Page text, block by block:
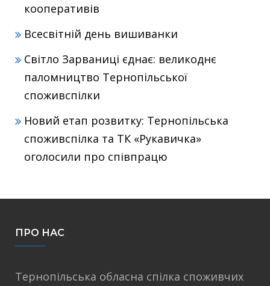
кооперативів
Всесвітній день вишиванки
Світло Зарваниці єднає: великоднє
паломництво Тернопільської
споживспілки
Новий етап розвитку: Тернопільська
споживспілка та ТК «Рукавичка»
оголосили про співпрацю
ПРО НАС
Тернопільська обласна спілка споживчих